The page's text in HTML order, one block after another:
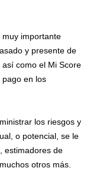
importante
y presente de
como el Mi Score
en los
los riesgos y
o potencial, se le
estimadores de
otros más.